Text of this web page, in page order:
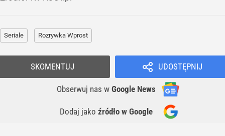
Seriale Rozrywka Wprost
UDOSTĘPNIJ
Obserwuj nas w Google News
Dodaj jako źródło w Google
SKOMENTUJ